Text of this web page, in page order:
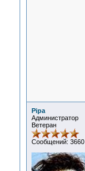
Pipa
Администратор
Ветеран
Сообщений: 3660